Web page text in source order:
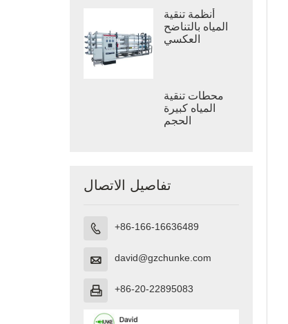
أنظمة تنقية
المياه بالتناضح
العكسي
محطات تنقية
المياه كبيرة
الحجم
تفاصيل الاتصال
 +86-166-16636489
 david@gzchunke.com
 +86-20-22895083